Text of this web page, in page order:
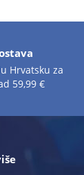
Hrvatsku za
59,99 €